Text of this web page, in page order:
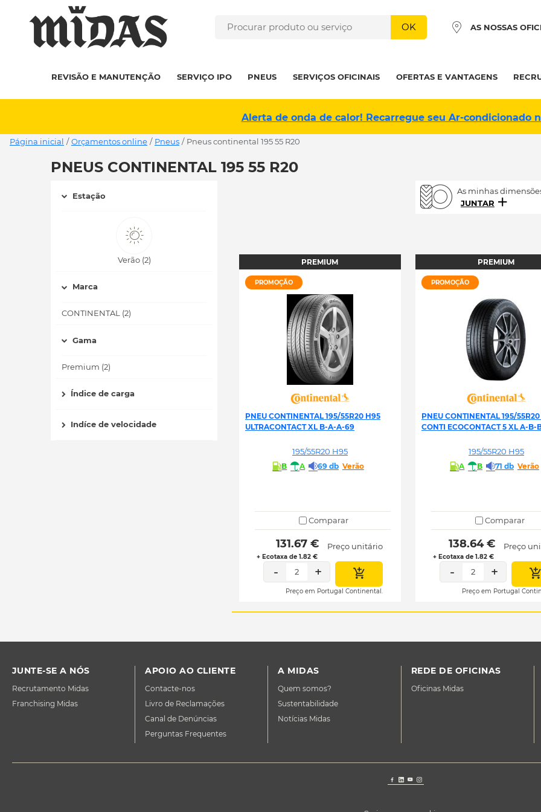
OK AS NOSSAS
REVISÃO E MANUTENÇÃO SERVIÇO IPO PNEUS SERVIÇOS OFICINAIS OFERTAS E VANTAGENS
Alerta de onda de calor! Recarregue seu Ar-condicionado
Página inicial / Orçamentos online / Pneus / pneus continental 195 55 R20
PNEUS CONTINENTAL 195 55 R20
Estação
Verão (2)
Marca
CONTINENTAL (2)
Gama
Premium (2)
Índice de carga
Indíce de velocidade
As minhas
JUNTAR
PREMIUM
PROMOÇÃO
PNEU CONTINENTAL 195/55R20 H95
ULTRACONTACT XL B-A-A-69
195/55R20 H95
B A 69 db Verão
Comparar
131.67 €
+ Ecotaxa de 1.82 €
Preço unitário
- 2 +
Preço em Portugal Continental.
PREMIUM
PROMOÇÃO
PNEU CONTINENTAL 195/
CONTI ECOCONTACT 5 XL A-B-
195/55R20 H95
A B 71 db Verão
Comparar
138.64 €
+ Ecotaxa de 1.82 €
Preço
- 2 +
Preço em Portugal
JUNTE-SE A NÓS
Recrutamento Midas
Franchising Midas
APOIO AO CLIENTE
Contacte-nos
Livro de Reclamações
Canal de Denúncias
Perguntas Frequentes
A MIDAS
Quem somos?
Sustentabilidade
Notícias Midas
REDE DE OFICINAS
Oficinas Midas